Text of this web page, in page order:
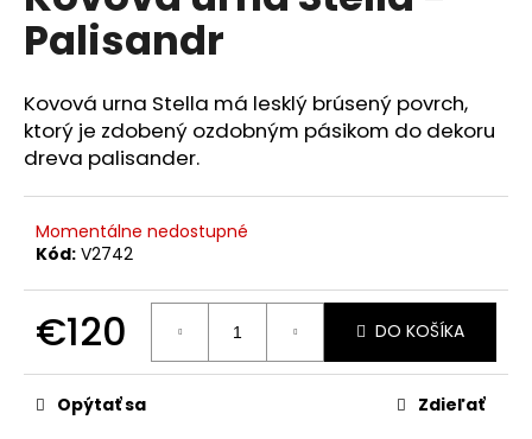
0,0
hviezdičiek.
Palisandr
Kovová urna Stella má lesklý brúsený povrch,
ktorý je zdobený ozdobným pásikom do dekoru
dreva palisander.
Momentálne nedostupné
Kód: V2742
€120
cena:
DO KOŠÍKA
Opýtať sa Zdieľať
á
j
s
ť
?
O
d